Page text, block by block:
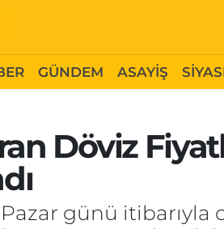
GÜNDEM ASAYİŞ
Döviz
günü itibarıyla
Haritası
ve Fikstür